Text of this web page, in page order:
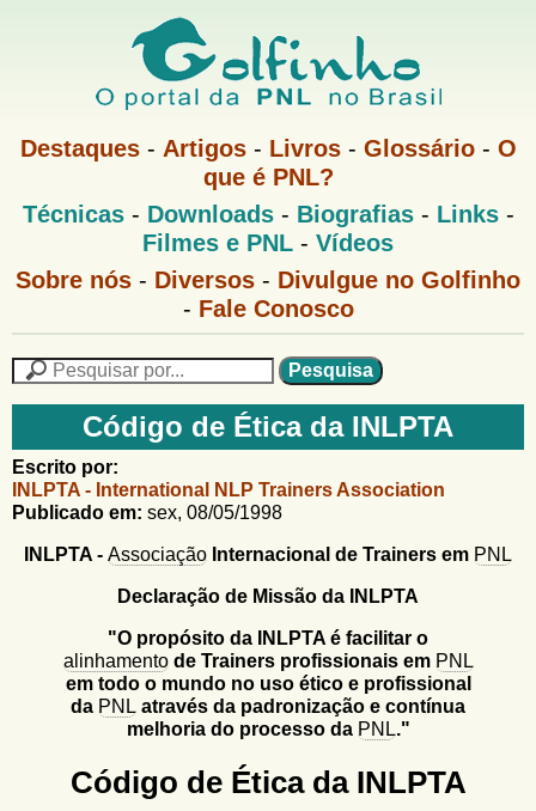
Pular
para
o
principal
G
f
i
n
h
o
M
u
Destaques- Artigos- Livros- Glossário- O
que é PNL?
M
e
P
Técnicas- Downloads- Biografias- Links-
Filmes e PNL - Vídeos
G
n
M
e
n
Sobre nós - Diversos - Divulgue no Golfinho
- Fale Conosco
F
r
m
u
e
u
i
s
Código de Ética da INLPTA
Escrito por:
INLPTA - International NLP Trainers Association
Publicado em: sex, 08/05/1998
INLPTA - Associação Internacional de Trainers em PNL
Declaração de Missão da INLPTA
"O propósito da INLPTA é facilitar o
alinhamentode Trainers profissionais em PNL
em todo o mundo no uso ético e profissional
da PNL através da padronização e contínua
melhoria do processo da PNL."
Código de Ética da INLPTA